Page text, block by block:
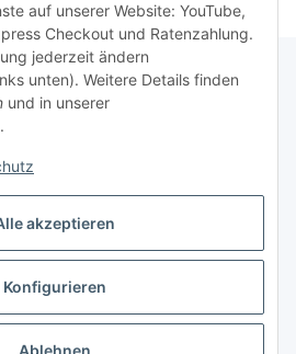
USt., zzgl.Versand
auf unserer Website: YouTube,
Checkout und Ratenzahlung.
jederzeit ändern
unten). Weitere Details finden
und in unserer
.
akzeptieren
Konfigurieren